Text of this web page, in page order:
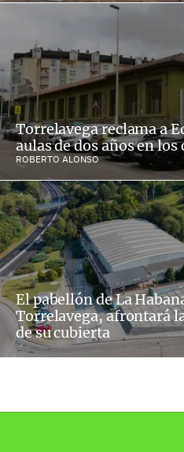
Torrelavega reclama a
aulas de dos años en
ROBERTO ALONSO
El pabellón de La
Torrelavega, afrontará
de su cubierta